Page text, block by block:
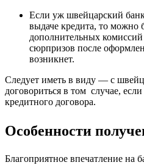
Если уж швейцарский
выдаче кредита, то
дополнительных
сюрпризов после
возникнет.
Следует иметь в виду — с
договориться в том случае,
кредитного договора.
Особенности
Благоприятное впечатление на